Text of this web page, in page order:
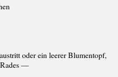
oder ein leerer Blumentopf,
Rades —